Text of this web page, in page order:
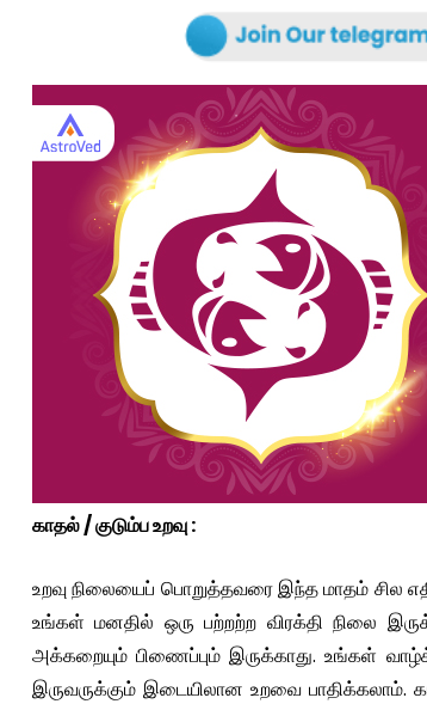
காதல் / குடும்ப உறவு:
உறவு நிலையைப் பொறுத்தவரை இந்த மாதம் சில
உங்கள் மனதில் ஒரு பற்றற்ற விரக்தி நிலை
அக்கறையும் பிணைப்பும் இருக்காது. உங்கள்
இருவருக்கும் இடையிலான உறவை பாதிக்கலாம்.